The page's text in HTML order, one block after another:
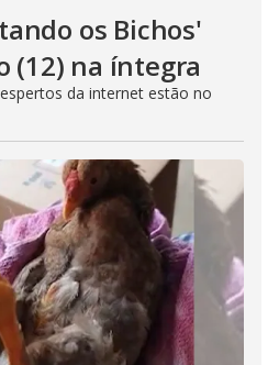
os Bichos'
(12) na íntegra
da internet estão no